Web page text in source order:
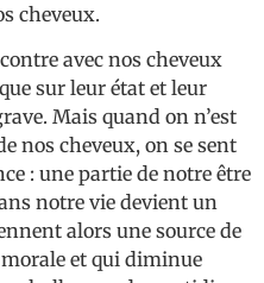
cheveux.
avec nos cheveux
sur leur état et leur
Mais quand on n’est
nos cheveux, on se sent
: une partie de notre être
notre vie devient un
alors une source de
et qui diminue